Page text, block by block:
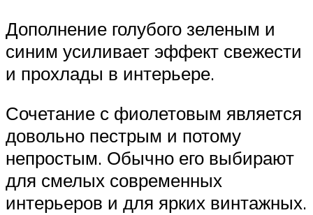
Дополнение голубого зеленым и
синим усиливает эффект свежести
и прохлады в интерьере.
Сочетание с фиолетовым является
довольно пестрым и потому
непростым. Обычно его выбирают
для смелых современных
интерьеров и для ярких винтажных.